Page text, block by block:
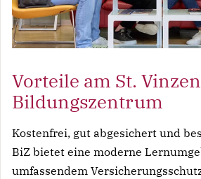
Vorteile am St.
Bildungszentrum
Kostenfrei, gut abgesichert und
BiZ bietet eine moderne
umfassendem